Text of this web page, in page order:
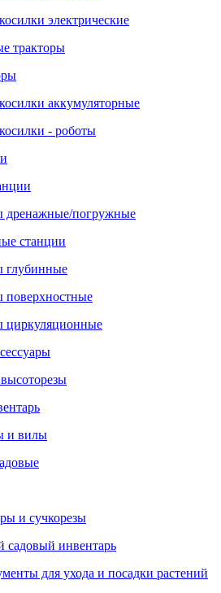
электрические
тракторы
аккумуляторные
- роботы
дренажные/погружные
станции
глубинные
поверхностные
циркуляционные
и вилы
и сучкорезы
садовый инвентарь
для ухода и посадки растений